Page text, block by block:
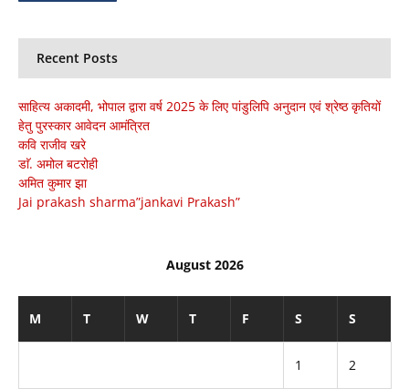
Recent Posts
साहित्य अकादमी, भोपाल द्वारा वर्ष 2025 के लिए पांडुलिपि अनुदान एवं श्रेष्ठ कृतियों
हेतु पुरस्कार आवेदन आमंत्रित
कवि राजीव खरे
डाॅ. अमोल बटरोही
अमित कुमार झा
Jai prakash sharma”jankavi Prakash”
August 2026
M T W T F S S
1 2